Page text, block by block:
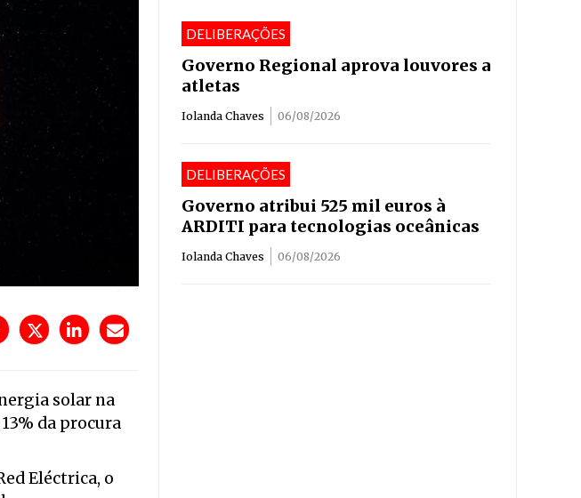
solar na
da procura
Eléctrica, o
DELIBERAÇÕES
Governo Regional aprova louvores a
atletas
Iolanda Chaves 06/08/2026
DELIBERAÇÕES
Governo atribui 525 mil euros à
ARDITI para tecnologias oceânicas
Iolanda Chaves 06/08/2026